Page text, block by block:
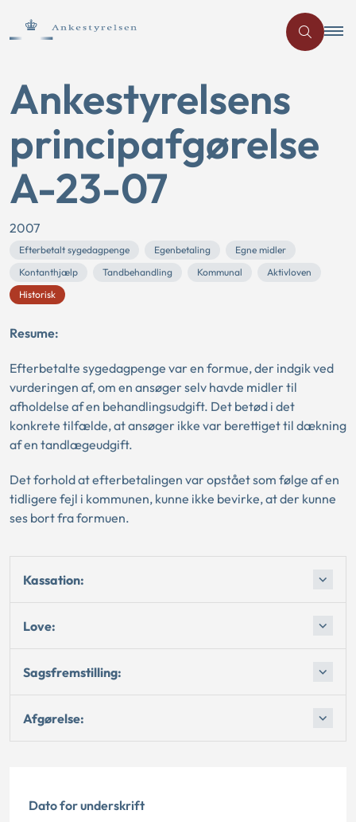
Ankestyrelsens
principafgørelse
A-23-07
2007
Efterbetalt sygedagpenge Egenbetaling
Egne midler
Kontanthjælp
Tandbehandling Kommunal
Aktivloven
Historisk
Resume:
Efterbetalte sygedagpenge var en formue, der indgik ved
vurderingen af, om en ansøger selv havde midler til
afholdelse af en behandlingsudgift. Det betød i det
konkrete tilfælde, at ansøger ikke var berettiget til dækning
af en tandlægeudgift.
Det forhold at efterbetalingen var opstået som følge af en
tidligere fejl i kommunen, kunne ikke bevirke, at der kunne
ses bort fra formuen.
Kassation:
Love:
Sagsfremstilling:
Afgørelse:
Dato for underskrift